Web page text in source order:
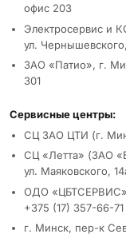
офис 203
Электросервис и
ул.
ЗАО «Патио», г.
301
Сервисные центры:
СЦ ЗАО ЦТИ (г.
СЦ «Летта» (ЗАО
ул. Маяковского,
ОДО «ЦБТСЕРВИС»,
+375 (17) 357-66-71
г. Минск, пер-к